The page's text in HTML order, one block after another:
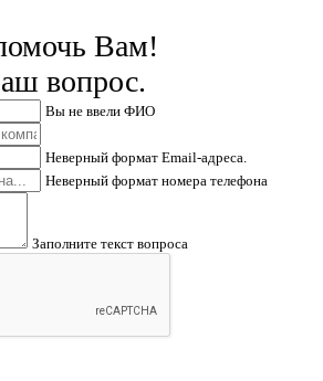
Вам!
вопрос.
Вы не ввели ФИО
Неверный формат Email-адреса.
Неверный формат номера телефона
Заполните текст вопроса